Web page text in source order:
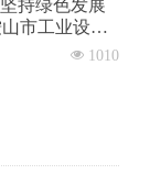
持绿色发展
市工业设计
低碳绿色设
넶 1010